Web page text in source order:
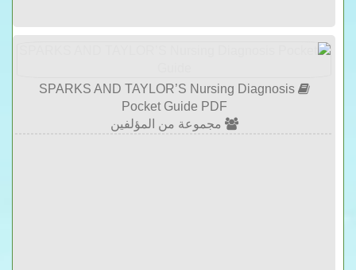
SPARKS AND TAYLOR’S Nursing Diagnosis
Pocket Guide PDF
مجموعة من المؤلفين